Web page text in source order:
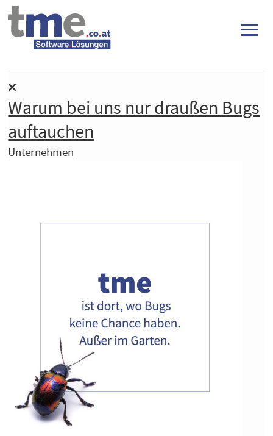
≡
Warum bei uns nur draußen Bugs
auftauchen
Unternehmen